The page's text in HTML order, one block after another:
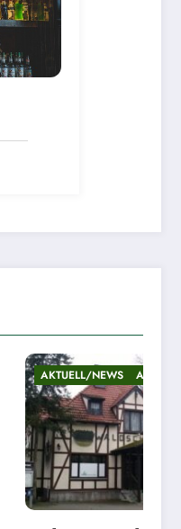
ALLGEMEIN NEWS